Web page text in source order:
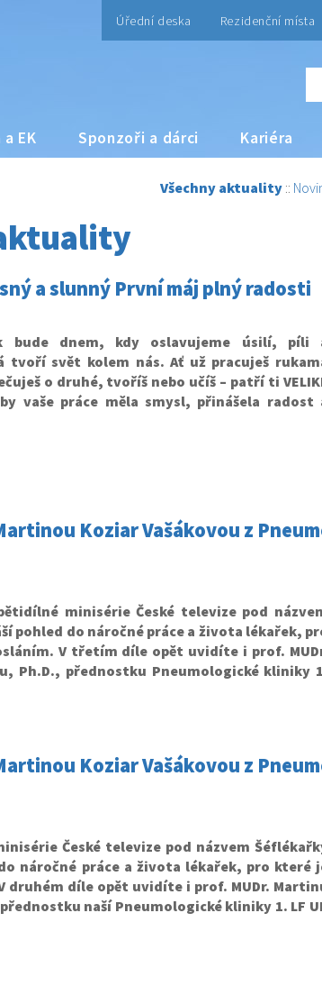
Úřední deska Rezidenční místa
EK Sponzoři a dárci Kariéra
Všechny aktuality ::
a slunný První máj plný radosti
bude dnem, kdy oslavujeme úsilí, píli
tvoří svět kolem nás. Ať už pracuješ
o druhé, tvoříš nebo učíš – patří ti
vaše práce měla smysl, přinášela radost
Koziar Vašákovou z
minisérie České televize pod
pohled do náročné práce a života lékařek,
V třetím díle opět uvidíte i prof.
Ph.D., přednostku Pneumologické kliniky
Koziar Vašákovou z
České televize pod názvem
náročné práce a života lékařek, pro které
druhém díle opět uvidíte i prof. MUDr.
naší Pneumologické kliniky 1. LF